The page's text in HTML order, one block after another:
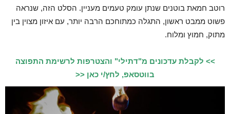
רוטב חמאת בוטנים שנתן עומק טעמים מעניין. הסלט הזה, שנראה
פשוט ממבט ראשון, התגלה כמתוחכם הרבה יותר, עם איזון מצוין בין
מתוק, חמוץ ומלוח.
>> לקבלת עדכונים מ"דתילי" והצטרפות לרשימת התפוצה
בווטסאפ, לחץ/י כאן <<